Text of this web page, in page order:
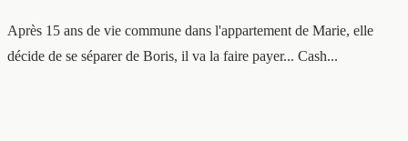
Après 15 ans de vie commune dans l'appartement de Marie, elle
décide de se séparer de Boris, il va la faire payer... Cash...